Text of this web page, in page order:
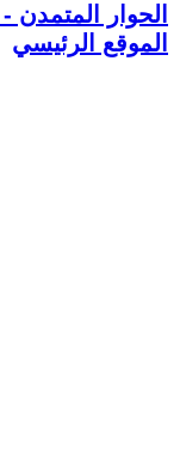
الحوار المتمدن
الموقع الرئيسي